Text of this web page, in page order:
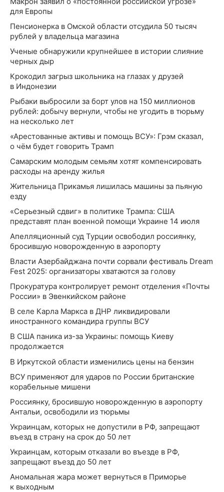
для Европы
Пенсионерка в Омской области отсудила 50 тысяч
рублей у владельца магазина
Ученые обнаружили крупнейшее в истории слияние
черных дыр
Крокодил загрыз школьника на глазах у друзей
в Индонезии
Рыбаки выбросили за борт улов на 150 миллионов
рублей: добычу вернули, чтобы не угодить в тюрьму
на несколько лет
«Арестованные активы и помощь ВСУ»: Грэм сказал,
о чём будет говорить Трамп
Самарским молодым семьям хотят компенсировать
расходы на аренду жилья
Жительница Прикамья лишилась машины за пьяную
езду
«Серьезный сдвиг» в политике Трампа: США
представят план военной помощи Украине 14 июля
Апелляционный суд Турции освободил россиянку,
бросившую новорожденную в аэропорту
Власти Азербайджана почти сорвали фестиваль Dream
Fest 2025: организаторы хватаются за голову
Прокуратура контролирует ремонт отделения «Почты
России» в Эвенкийском районе
В селе Карла Маркса в ДНР ликвидировали
иностранного командира группы ВСУ
В США паника из-за Украины: помощь Киеву
продолжается
В Иркутской области изменились цены на бензин
ВСУ применяют для ударов по России британские
корабельные мишени
Россиянку, бросившую новорожденную в аэропорту
Антальи, освободили из тюрьмы
Украинцам, которых не допустили в РФ, запрещают
въезд в страну на срок до 50 лет
Украинцам, которым отказали во въезде в РФ,
запрещают въезд до 50 лет
Аномальная жара может вернуться в Приморье
к выходным